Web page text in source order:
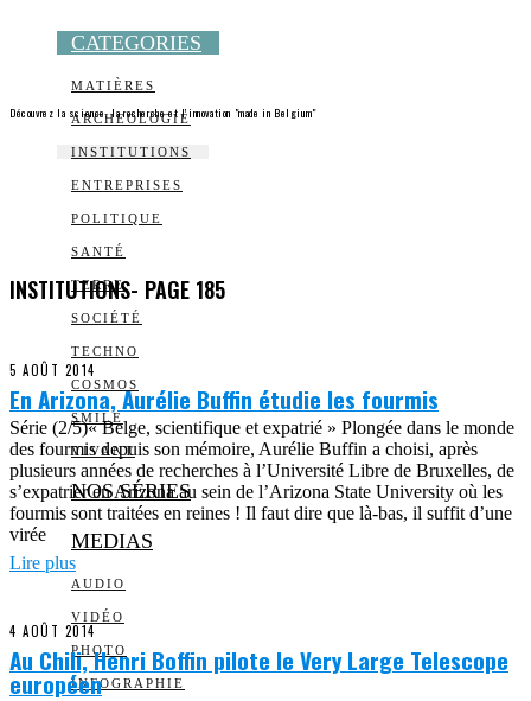
CATEGORIES
MATIÈRES
ARCHEOLOGIE
INSTITUTIONS
ENTREPRISES
POLITIQUE
SANTÉ
TERRE
SOCIÉTÉ
TECHNO
COSMOS
SMILE
VIVANT
NOS SÉRIES
MEDIAS
AUDIO
VIDÉO
PHOTO
INFOGRAPHIE
Découvrez la science, la recherche et l’innovation "made in Belgium"
INSTITUTIONS- PAGE 185
5 AOÛT 2014
En Arizona, Aurélie Buffin étudie les fourmis
Série (2/5)« Belge, scientifique et expatrié » Plongée dans le monde
des fourmis depuis son mémoire, Aurélie Buffin a choisi, après
plusieurs années de recherches à l’Université Libre de Bruxelles, de
s’expatrier en Arizona au sein de l’Arizona State University où les
fourmis sont traitées en reines ! Il faut dire que là-bas, il suffit d’une
virée
Lire plus
4 AOÛT 2014
Au Chili, Henri Boffin pilote le Very Large Telescope
européen